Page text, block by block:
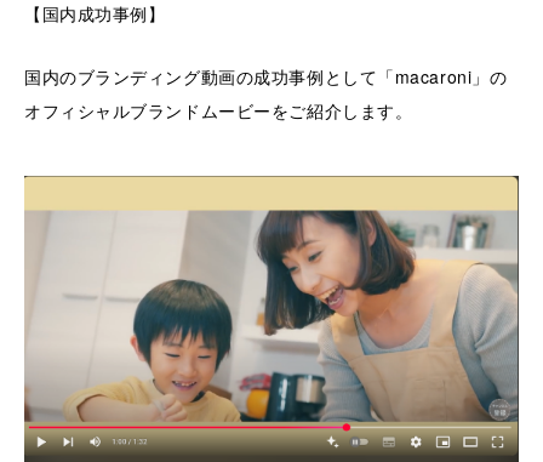
【国内成功事例】
国内のブランディング動画の成功事例として「macaroni」の
オフィシャルブランドムービーをご紹介します。